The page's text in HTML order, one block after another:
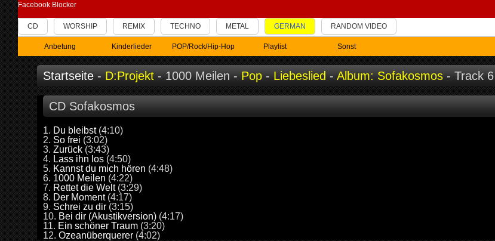
CD WORSHIP REMIX TECHNO METAL GERMAN RANDOM VIDEO
Anbetung Kinderlieder POP/Rock/Hip-Hop Playlist Sonst
Facebook Blocker
Startseite-D:Projekt- 1000 Meilen -Pop-Liebeslied-Album: Sofakosmos- Track 6
CD Sofakosmos
1. Du bleibst(4:10)
2. So frei (3:02)
3.Zurück (3:43)
4. Lass ihn los (4:50)
5. Kannst du mich hören (4:48)
6. 1000 Meilen (4:22)
7. Rettet die Welt(3:29)
8. Der Moment(4:17)
9. Schrei zu dir (3:15)
10. Bei dir (Akustikversion) (4:17)
11. Ein schöner Traum (3:20)
12.Ozeanüberquerer (4:02)